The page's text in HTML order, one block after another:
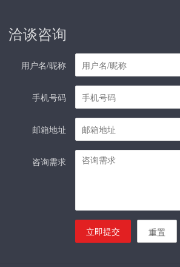
洽谈咨询
用户名/昵称
手机号码
邮箱地址
咨询需求
立即提交 重置